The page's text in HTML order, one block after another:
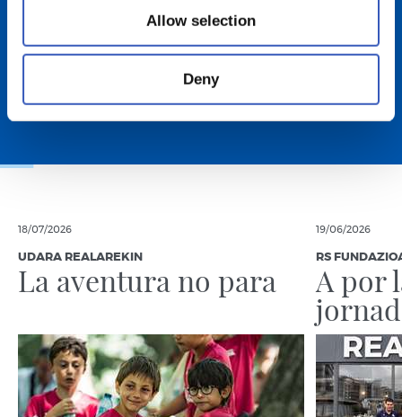
Allow selection
Deny
18/07/2026
UDARA REALAREKIN
La aventura no para
19/06/2026
RS
A por